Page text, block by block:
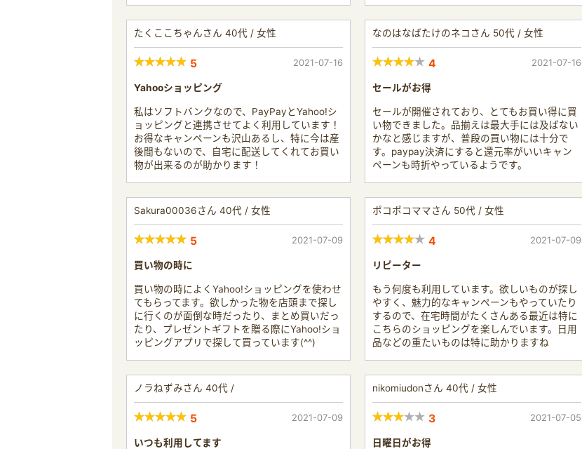
たくここちゃんさん 40代 / 女性
5 2021-07-16
Yahooショッピング
私はソフトバンクなので、PayPayとYahoo!シ
ョッピングと連携させてよく利用しています！
お得なキャンペーンも沢山あるし、特に今は産
後間もないので、自宅に配送してくれてお買い
物が出来るのが助かります！
なのはなばたけのネコさん 50代 / 女性
4 2021-07-16
セールがお得
セールが開催されており、とてもお買い得に買
い物できました。品揃えは最大手には及ばない
かなと感じますが、普段の買い物には十分で
す。paypay決済にすると還元率がいいキャン
ペーンも時折やっているようです。
Sakura00036さん 40代 / 女性
5 2021-07-09
買い物の時に
買い物の時によくYahoo!ショッピングを使わせ
てもらってます。欲しかった物を店頭まで探し
に行くのが面倒な時だったり、まとめ買いだっ
たり、プレゼントギフトを贈る際にYahoo!ショ
ッピングアプリで探して買っています(^^)
ポコポコママさん 50代 / 女性
4 2021-07-09
リピーター
もう何度も利用しています。欲しいものが探し
やすく、魅力的なキャンペーンもやっていたり
するので、在宅時間がたくさんある最近は特に
こちらのショッピングを楽しんでいます。日用
品などの重たいものは特に助かりますね
ノラねずみさん 40代 /
5 2021-07-09
いつも利用してます
nikomiudonさん 40代 / 女性
3 2021-07-05
日曜日がお得